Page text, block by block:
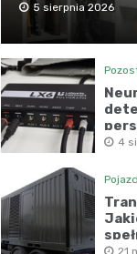
5 sierpnia 2026
4
21